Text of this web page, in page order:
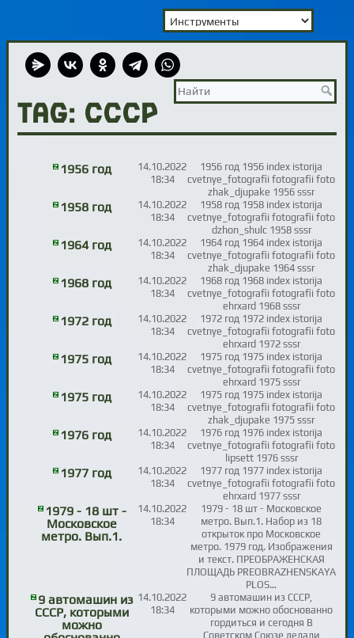
TAG: СССР
1956 год
14.10.2022
18:34
1956 год 1956 index istorija
cvetnye_fotografii fotografii foto
zhak_djupake 1956 sssr
1958 год
14.10.2022
18:34
1958 год 1958 index istorija
cvetnye_fotografii fotografii foto
dzhon_shulc 1958 sssr
1964 год
14.10.2022
18:34
1964 год 1964 index istorija
cvetnye_fotografii fotografii foto
zhak_djupake 1964 sssr
1968 год
14.10.2022
18:34
1968 год 1968 index istorija
cvetnye_fotografii fotografii foto
ehrxard 1968 sssr
1972 год
14.10.2022
18:34
1972 год 1972 index istorija
cvetnye_fotografii fotografii foto
ehrxard 1972 sssr
1975 год
14.10.2022
18:34
1975 год 1975 index istorija
cvetnye_fotografii fotografii foto
ehrxard 1975 sssr
1975 год
14.10.2022
18:34
1975 год 1975 index istorija
cvetnye_fotografii fotografii foto
zhak_djupake 1975 sssr
1976 год
14.10.2022
18:34
1976 год 1976 index istorija
cvetnye_fotografii fotografii foto
lipsett 1976 sssr
1977 год
14.10.2022
18:34
1977 год 1977 index istorija
cvetnye_fotografii fotografii foto
ehrxard 1977 sssr
1979 - 18 шт -
Московское
метро. Вып.1.
14.10.2022
18:34
1979 - 18 шт - Московское
метро. Вып.1. Набор из 18
открыток про Московское
метро. 1979 год. Изображения
и текст. ПРЕОБРАЖЕНСКАЯ
ПЛОЩАДЬ PREOBRAZHENSKAYA
PLOS…
9 автомашин из
СССР, которыми
можно
14.10.2022
18:34
9 автомашин из СССР,
которыми можно обоснованно
гордиться и сегодня В
Советском Союзе делали